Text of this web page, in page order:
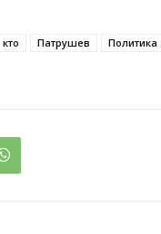
кто Патрушев Политика